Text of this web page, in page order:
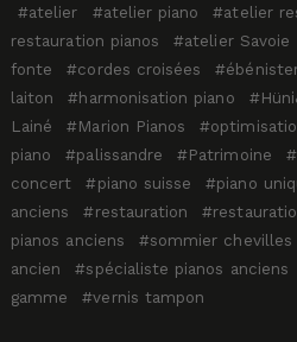
atelier atelier piano atelier
restauration pianos
atelier Savoie
fonte
cordes croisées
laiton
harmonisation piano
Lainé
Marion Pianos
piano
palissandre Patrimoine
concert
piano suisse piano
anciens
restauration
pianos anciens
sommier chevilles
ancien
spécialiste pianos anciens
gamme
vernis tampon